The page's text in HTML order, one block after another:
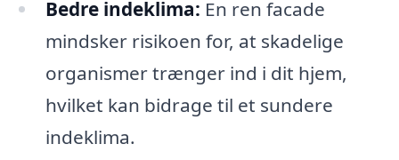
Bedre indeklima: En ren facade
mindsker risikoen for, at skadelige
organismer trænger ind i dit hjem,
hvilket kan bidrage til et sundere
indeklima.